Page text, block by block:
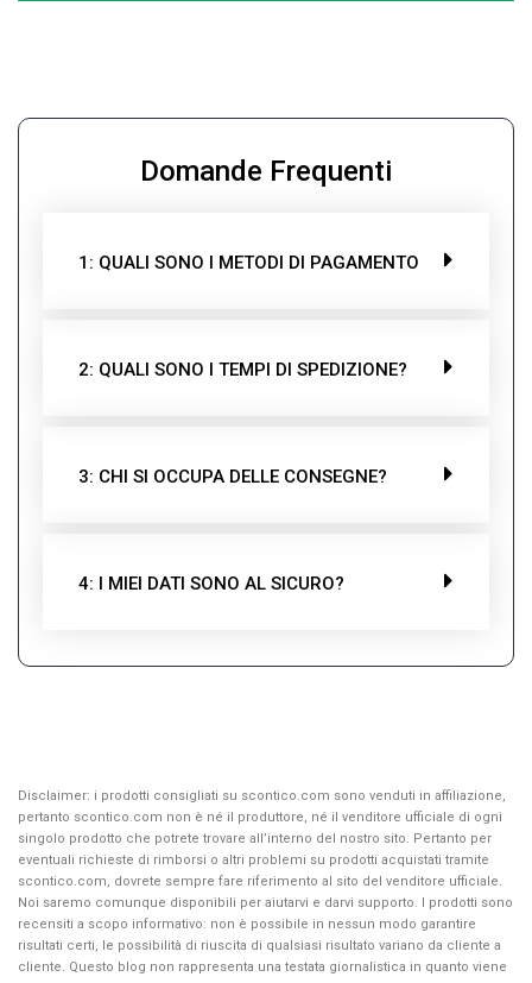
Domande Frequenti
1: QUALI SONO I METODI DI PAGAMENTO
2: QUALI SONO I TEMPI DI SPEDIZIONE?
3: CHI SI OCCUPA DELLE CONSEGNE?
4: I MIEI DATI SONO AL SICURO?
Disclaimer: i prodotti consigliati su scontico.com sono venduti in affiliazione,
pertanto scontico.com non è né il produttore, né il venditore ufficiale di ogni
singolo prodotto che potrete trovare all’interno del nostro sito. Pertanto per
eventuali richieste di rimborsi o altri problemi su prodotti acquistati tramite
scontico.com, dovrete sempre fare riferimento al sito del venditore ufficiale.
Noi saremo comunque disponibili per aiutarvi e darvi supporto. I prodotti sono
recensiti a scopo informativo: non è possibile in nessun modo garantire
risultati certi, le possibilità di riuscita di qualsiasi risultato variano da cliente a
cliente. Questo blog non rappresenta una testata giornalistica in quanto viene